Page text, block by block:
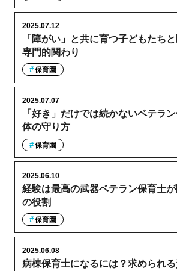
「障がい」と共に育つ子どもたち
専門的関わり
2025.07.12
保育園
「好き」だけでは続かないベテラ
体の守り方
2025.07.07
保育園
経験は最高の武器ベテラン保育士
の役割
2025.06.10
保育園
病棟保育士になるには？求められ
2025.06.08